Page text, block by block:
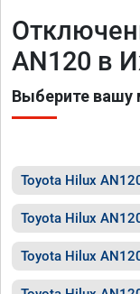
AN120 в
Выберите вашу
Toyota Hilux
Toyota Hilux
Toyota Hilux